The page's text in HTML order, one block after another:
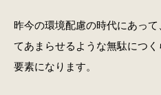
昨今の環境配慮の時代にあっ
てあまらせるような無駄につ
要素になります。